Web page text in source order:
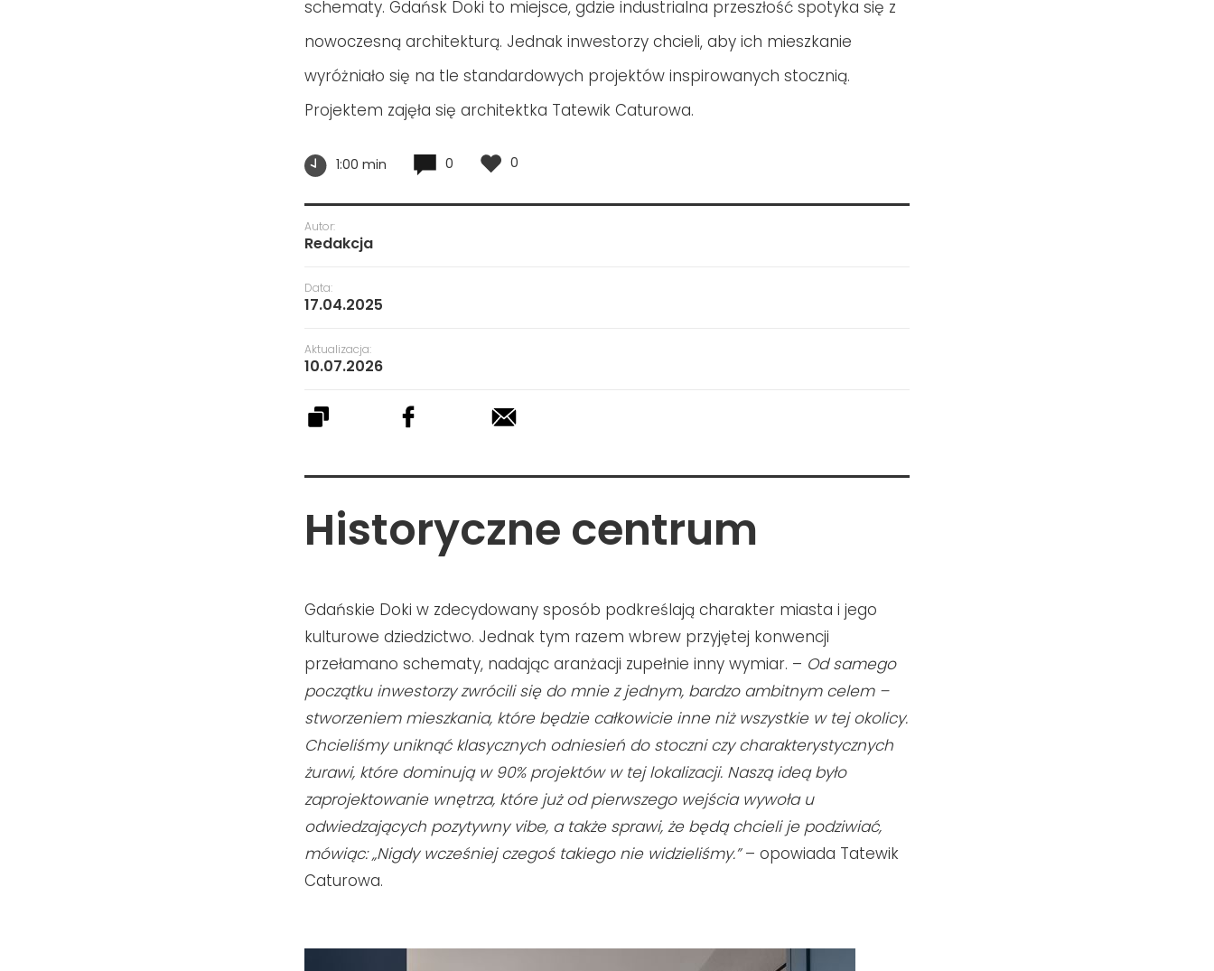
schematy. Gdańsk Doki to miejsce, gdzie industrialna przeszłość spotyka się z
nowoczesną architekturą. Jednak inwestorzy chcieli, aby ich mieszkanie
wyróżniało się na tle standardowych projektów inspirowanych stocznią.
Projektem zajęła się architektka Tatewik Caturowa.
1:00 min 0 0
Historyczne centrum
Gdańskie Doki w zdecydowany sposób podkreślają charakter miasta i jego
kulturowe dziedzictwo. Jednak tym razem wbrew przyjętej konwencji
przełamano schematy, nadając aranżacji zupełnie inny wymiar. – Od samego
początku inwestorzy zwrócili się do mnie z jednym, bardzo ambitnym celem –
stworzeniem mieszkania, które będzie całkowicie inne niż wszystkie w tej okolicy.
Chcieliśmy uniknąć klasycznych odniesień do stoczni czy charakterystycznych
żurawi, które dominują w 90% projektów w tej lokalizacji. Naszą ideą było
zaprojektowanie wnętrza, które już od pierwszego wejścia wywoła u
odwiedzających pozytywny vibe, a także sprawi, że będą chcieli je podziwiać,
mówiąc: „Nigdy wcześniej czegoś takiego nie widzieliśmy.”– opowiada Tatewik
Caturowa.
Autor:
Redakcja
Data:
17.04.2025
Aktualizacja:
10.07.2026